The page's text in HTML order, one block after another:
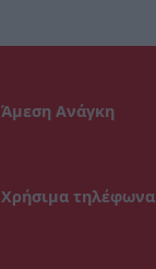
Άμεση Ανάγκη
Χρήσιμα τηλέφωνα